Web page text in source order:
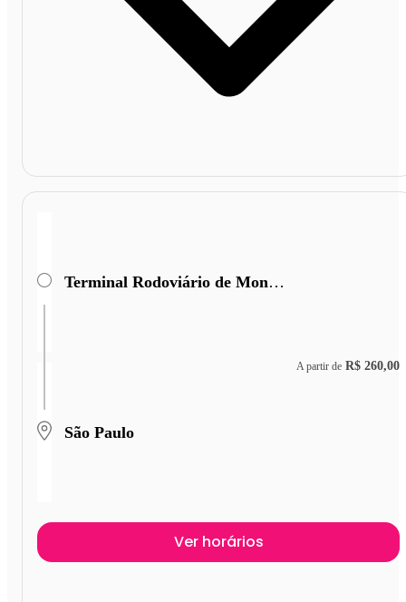
Terminal Rodoviário de Monte Azul
São Paulo
A partir de R$ 260,00
Ver horários